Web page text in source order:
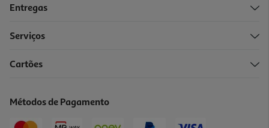
Entregas
Serviços
Cartões
Métodos de Pagamento